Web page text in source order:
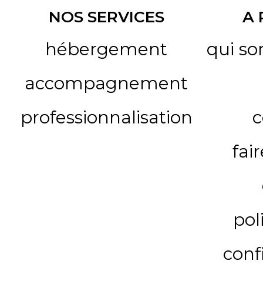
NOS SERVICES
hébergement
accompagnement
professionnalisation
A
qui